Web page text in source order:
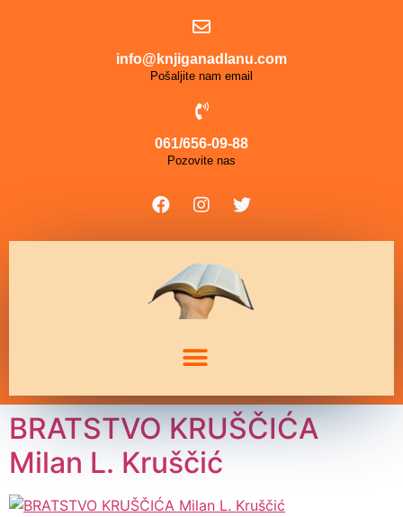
info@knjiganadlanu.com
Pošaljite nam email
061/656-09-88
Pozovite nas
BRATSTVO KRUŠČIĆA
Milan L. Kruščić